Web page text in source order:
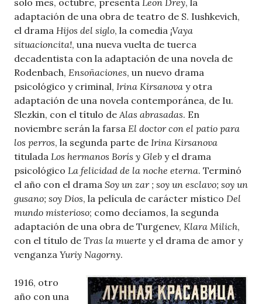
solo mes, octubre, presenta Leon Drey, la
adaptación de una obra de teatro de S. Iushkevich,
el drama Hijos del siglo, la comedia ¡Vaya
situacioncita!, una nueva vuelta de tuerca
decadentista con la adaptación de una novela de
Rodenbach, Ensoñaciones, un nuevo drama
psicológico y criminal, Irina Kirsanova y otra
adaptación de una novela contemporánea, de Iu.
Slezkin, con el título deAlas abrasadas. En
noviembre serán la farsa El doctor con el patio para
los perros, la segunda parte de Irina Kirsanova
titulada Los hermanos Borís y Gleb y el drama
psicológico La felicidad de la noche eterna. Terminó
el año con el drama Soy un zar ; soy un esclavo; soy un
gusano; soy Dios, la película de carácter místico Del
mundo misterioso; como decíamos, la segunda
adaptación de una obra de Turgenev, Klara Milich,
con el título de Tras la muerte y el drama de amor y
venganza Yuriy Nagorny.
1916, otro
año con una